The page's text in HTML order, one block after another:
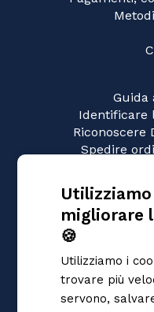
Guida
Identificare
Riconoscere
Spedire
migliorare
🍪
Utilizziamo i
trovare più
servono,